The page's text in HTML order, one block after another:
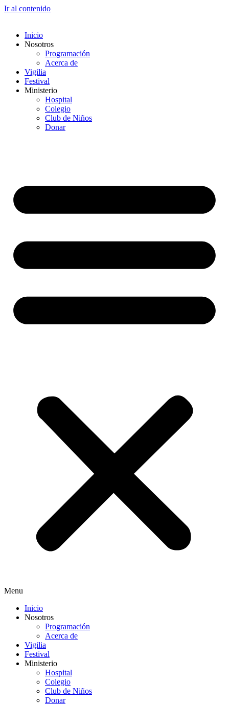
Ir al contenido
Inicio
Nosotros
Programación
Acerca de
Vigilia
Festival
Ministerio
Hospital
Colegio
Club de Niños
Donar
Menu
Inicio
Nosotros
Programación
Acerca de
Vigilia
Festival
Ministerio
Hospital
Colegio
Club de Niños
Donar